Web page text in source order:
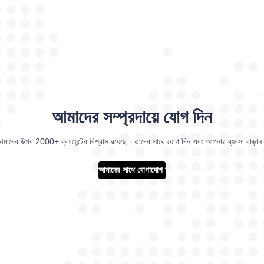
আমাদের সম্প্রদায়ে যোগ দিন
উপর 2000+ ক্লায়েন্টের বিশ্বাস রয়েছে। তাদের সাথে যোগ দিন এবং আপনার ব্যবসা
আমাদের সাথে যোগাযোগ করুন